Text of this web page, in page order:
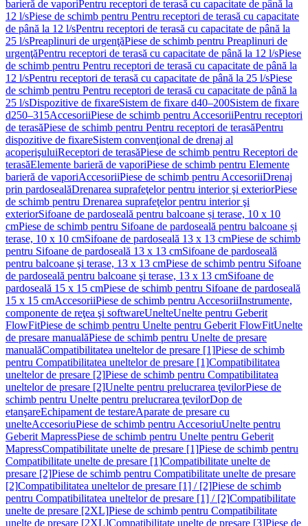
barieră de vaporiPentru receptori de terasă cu capacitate de până la
12 l/sPiese de schimb pentru Pentru receptori de terasă cu capacitate
de până la 12 l/sPentru receptori de terasă cu capacitate de până la
25 l/sPreaplinuri de urgenţăPiese de schimb pentru Preaplinuri de
urgenţăPentru receptori de terasă cu capacitate de până la 12 l/sPiese
de schimb pentru Pentru receptori de terasă cu capacitate de până la
12 l/sPentru receptori de terasă cu capacitate de până la 25 l/sPiese
de schimb pentru Pentru receptori de terasă cu capacitate de până la
25 l/sDispozitive de fixareSistem de fixare d40–200Sistem de fixare
d250–315AccesoriiPiese de schimb pentru AccesoriiPentru receptori
de terasăPiese de schimb pentru Pentru receptori de terasăPentru
dispozitive de fixareSistem convenţional de drenaj al
acoperişuluiReceptori de terasăPiese de schimb pentru Receptori de
terasăElemente barieră de vaporiPiese de schimb pentru Elemente
barieră de vaporiAccesoriiPiese de schimb pentru AccesoriiDrenaj
prin pardosealăDrenarea suprafeţelor pentru interior şi exteriorPiese
de schimb pentru Drenarea suprafeţelor pentru interior şi
exteriorSifoane de pardoseală pentru balcoane și terase, 10 x 10
cmPiese de schimb pentru Sifoane de pardoseală pentru balcoane și
terase, 10 x 10 cmSifoane de pardoseală 13 x 13 cmPiese de schimb
pentru Sifoane de pardoseală 13 x 13 cmSifoane de pardoseală
pentru balcoane şi terase, 13 x 13 cmPiese de schimb pentru Sifoane
de pardoseală pentru balcoane şi terase, 13 x 13 cmSifoane de
pardoseală 15 x 15 cmPiese de schimb pentru Sifoane de pardoseală
15 x 15 cmAccesoriiPiese de schimb pentru AccesoriiInstrumente,
componente de reţea şi softwareUnelteUnelte pentru Geberit
FlowFitPiese de schimb pentru Unelte pentru Geberit FlowFitUnelte
de presare manualăPiese de schimb pentru Unelte de presare
manualăCompatibilitatea uneltelor de presare [1]Piese de schimb
pentru Compatibilitatea uneltelor de presare [1]Compatibilitatea
uneltelor de presare [2]Piese de schimb pentru Compatibilitatea
uneltelor de presare [2]Unelte pentru prelucrarea ţevilorPiese de
schimb pentru Unelte pentru prelucrarea ţevilorDop de
etanşareEchipament de testareAparate de presare cu
unelteAccesoriuPiese de schimb pentru AccesoriuUnelte pentru
Geberit MapressPiese de schimb pentru Unelte pentru Geberit
MapressCompatibilitate unelte de presare [1]Piese de schimb pentru
Compatibilitate unelte de presare [1]Compatibilitate unelte de
presare [2]Piese de schimb pentru Compatibilitate unelte de presare
[2]Compatibilitatea uneltelor de presare [1] / [2]Piese de schimb
pentru Compatibilitatea uneltelor de presare [1] / [2]Compatibilitate
unelte de presare [2XL]Piese de schimb pentru Compatibilitate
unelte de presare [2XL]Compatibilitate unelte de presare [3]Piese de